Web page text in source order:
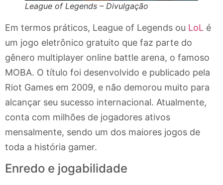
League of Legends – Divulgação
Em termos práticos, League of Legends ou LoL é
um jogo eletrônico gratuito que faz parte do
gênero multiplayer online battle arena, o famoso
MOBA. O título foi desenvolvido e publicado pela
Riot Games em 2009, e não demorou muito para
alcançar seu sucesso internacional. Atualmente,
conta com milhões de jogadores ativos
mensalmente, sendo um dos maiores jogos de
toda a história gamer.
Enredo e jogabilidade